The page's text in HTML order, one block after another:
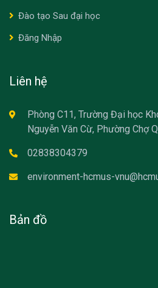
Đào tạo Sau đại học
Đăng Nhập
Liên hệ
Phòng C11, Trường Đại học
Nguyễn Văn Cừ, Phường Chợ
02838304379
environment-hcmus-
Bản đồ